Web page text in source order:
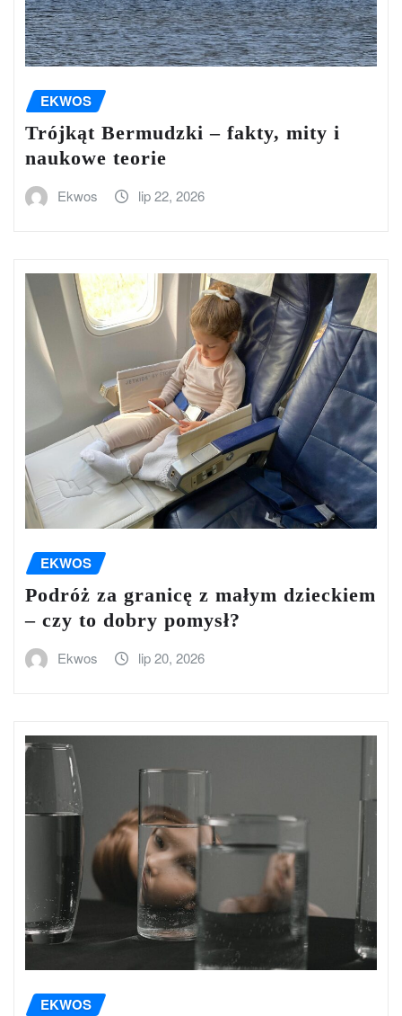
EKWOS
Trójkąt Bermudzki – fakty, mity i
naukowe teorie
Ekwos lip 22, 2026
EKWOS
Podróż za granicę z małym dzieckiem
– czy to dobry pomysł?
Ekwos lip 20, 2026
EKWOS